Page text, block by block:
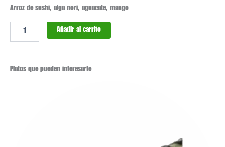
Arroz de sushi, alga nori, aguacate, mango
Añadir al carrito
Platos que pueden interesarte